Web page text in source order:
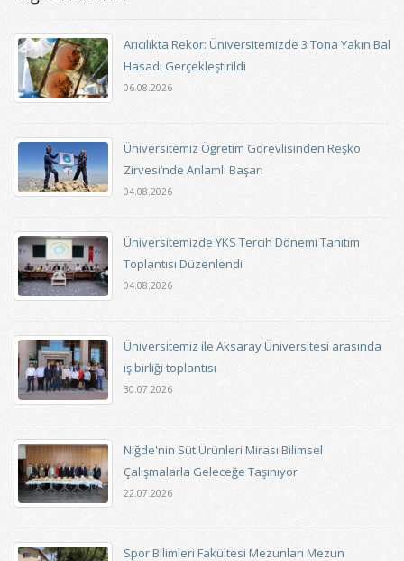
Arıcılıkta Rekor: Üniversitemizde 3 Tona Yakın Bal
Hasadı Gerçekleştirildi
06.08.2026
Üniversitemiz Öğretim Görevlisinden Reşko
Zirvesi’nde Anlamlı Başarı
04.08.2026
Üniversitemizde YKS Tercih Dönemi Tanıtım
Toplantısı Düzenlendi
04.08.2026
Üniversitemiz ile Aksaray Üniversitesi arasında
iş birliği toplantısı
30.07.2026
Niğde'nin Süt Ürünleri Mirası Bilimsel
Çalışmalarla Geleceğe Taşınıyor
22.07.2026
Spor Bilimleri Fakültesi Mezunları Mezun